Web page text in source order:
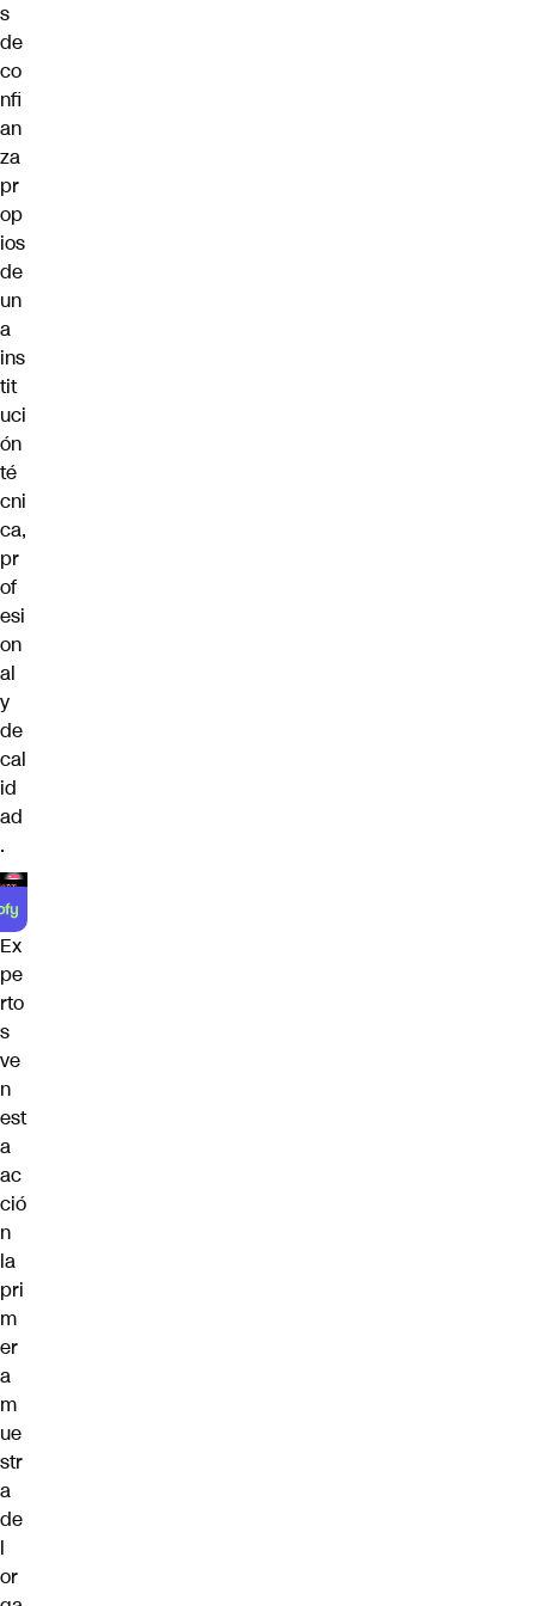
s
de
co
nfi
an
za
pr
op
ios
de
un
a
ins
tit
uci
ón
té
cni
ca,
pr
of
esi
on
al
y
de
cal
id
ad
.
Ex
pe
rto
s
ve
n
est
a
ac
ció
n
la
pri
m
er
a
m
ue
str
a
de
l
or